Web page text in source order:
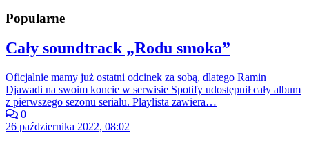
Popularne
Cały soundtrack „Rodu smoka”
Oficjalnie mamy już ostatni odcinek za sobą, dlatego Ramin
Djawadi na swoim koncie w serwisie Spotify udostępnił cały album
z pierwszego sezonu serialu. Playlista zawiera…
0
26 października 2022, 08:02